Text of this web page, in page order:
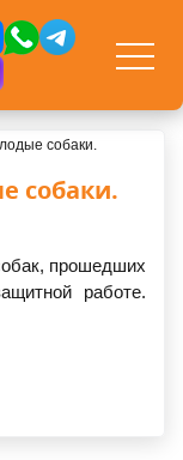
собаки.
собаки.
прошедших
работе.